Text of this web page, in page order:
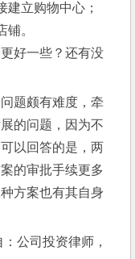
建立购物中心；
。
好一些？还有没
题颇有难度，牵
的问题，因为不
以回答的是，两
的审批手续更多
方案也有其自身
公司投资律师，